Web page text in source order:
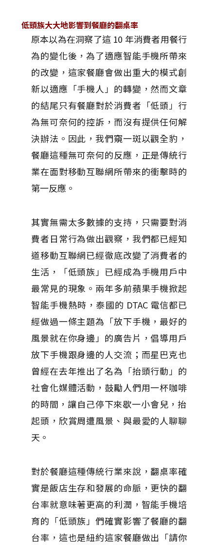
低頭族大大地影響到餐廳的翻桌率
原本以為在洞察了這 10 年消費者用餐行
為的變化後，為了適應智能手機所帶來
的改變，這家餐廳會做出重大的模式創
新以適應「手機人」的轉變，然而文章
的結尾只有餐廳對於消費者「低頭」行
為無可奈何的控訴，而沒有提供任何解
決辦法。因此，我們窺一斑以觀全豹，
餐廳這種無可奈何的反應，正是傳統行
業在面對移動互聯網所帶來的衝擊時的
第一反應。
其實無需太多數據的支持，只需要對消
費者日常行為做出觀察，我們都已經知
道移動互聯網已經徹底改變了消費者的
生活，「低頭族」已經成為手機用戶中
最常見的現象。兩年多前蘋果手機掀起
智能手機熱時，泰國的 DTAC 電信都已
經做過一條主題為「放下手機，最好的
風景就在你身邊」的廣告片，倡導用戶
放下手機跟身邊的人交流；而星巴克也
曾經在去年推出了名為「抬頭行動」的
社會化媒體活動，鼓勵人們用一杯咖啡
的時間，讓自己停下來歇一小會兒，抬​​
起頭，欣賞周遭風景、與最愛的人聊聊
天。
對於餐廳這種傳統行業來說，翻桌率確
實是飯店生存和發展的命脈，更快的翻
台率就意味著更高的利潤，智能手機培
育的「低頭族」們確實影響了餐廳的翻
台率，這也是紐約這家餐廳做出「請你